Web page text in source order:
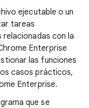
ejecutable o un
tareas
con la
Enterprise
las funciones
casos prácticos,
Enterprise.
que se